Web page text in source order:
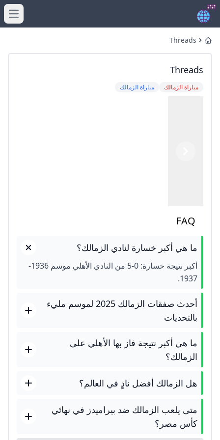
Home
Threads
Threads
مباراة الزمالك مباراة الزمالك
FAQ
ما هي أكبر خسارة لنادي الزمالك؟
أكبر نتيجة خسارة: 0-5 من النادي الأهلي موسم 1936-
1937.
أحدث صفقات الزمالك 2025 لموسم مليء
بالتحديات
ما هي أكبر نتيجة فاز بها الأهلي على
الزمالك؟
هل الزمالك أفضل نادٍ في العالم؟
متى يلعب الزمالك ضد بيراميدز في نهائي
كأس مصر؟